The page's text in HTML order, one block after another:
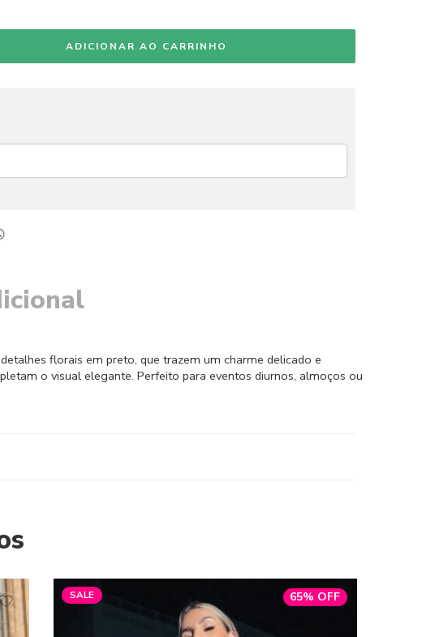
ADICIONAR AO CARRINHO
florais em preto, que trazem um charme delicado e
o visual elegante. Perfeito para eventos diurnos, almoços ou
SALE 65% OFF